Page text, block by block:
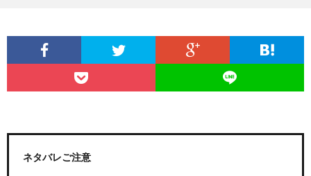
ネタバレご注意